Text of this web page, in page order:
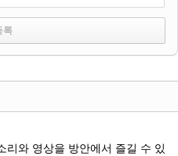
리와 영상을 방안에서 즐길 수 있